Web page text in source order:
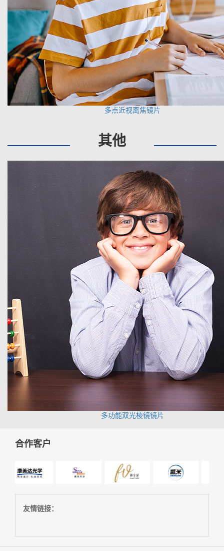
多点近视离焦镜片
其他
多功能双光棱镜镜片
合作客户
友情链接：